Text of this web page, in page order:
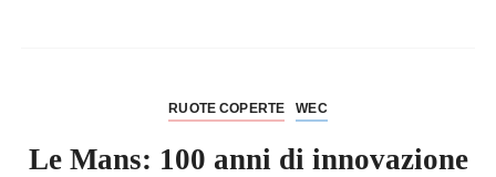
RUOTE COPERTE WEC
Le Mans: 100 anni di innovazione